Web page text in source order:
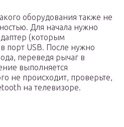
оборудования также не
Для начала нужно
(которым
порт USB. После нужно
переведя рычаг в
выполняется
не происходит, проверьте,
на телевизоре.